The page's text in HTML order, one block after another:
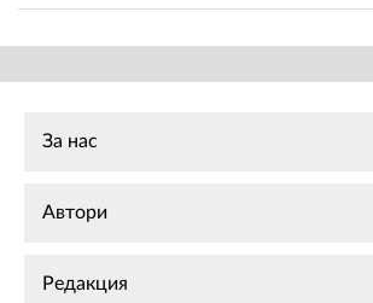
За нас
Автори
Редакция